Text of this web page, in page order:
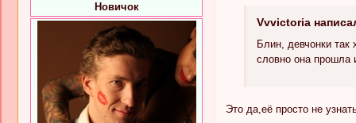
Новичок
Vvvictoria
Блин, девчонки
словно она прошла
Это да,её просто не